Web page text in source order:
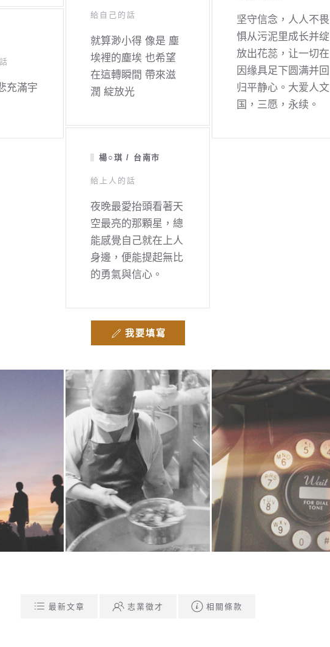
給自己的話
就算渺小得 像是 塵
埃裡的塵埃 也希望
在這轉瞬間 帶來滋
潤 綻放光
充滿宇
楊○琪 / 台南市
給上人的話
夜晚最愛抬頭看著天
空最亮的那顆星，總
能感覺自己就在上人
身邊，便能提起無比
的勇氣與信心。
坚守信念，人人不畏
惧从污泥里成长并绽
放出花蕊，让一切在
因缘具足下圆满并回
归平静心。大爱人文
国，三愿，永续。
我要填寫
成就幸福味道的力量
閱讀更多
精舍的第一支電話
閱讀更多
最新文章 志業徵才 相關條款